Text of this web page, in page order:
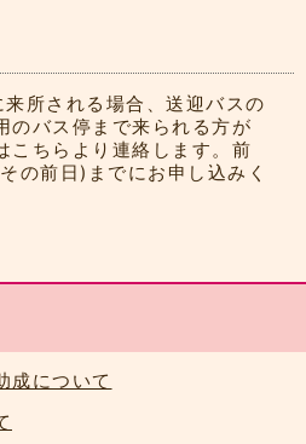
所される場合、送迎バスの
のバス停まで来られる方が
こちらより連絡します。前
の前日)までにお申し込みく
成について